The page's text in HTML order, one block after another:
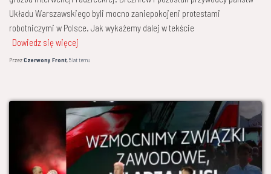
Układu Warszawskiego byli mocno zaniepokojeni protestami
robotniczymi w Polsce. Jak wykażemy dalej w tekście
Dowiedz się więcej
PrzezCzerwony Front,5 lattemu